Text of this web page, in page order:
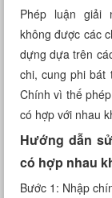
Xem ngày
Xem tuổi
Xem bói
Tướng số
Cung hoàng đạo
Phép luận
không được các
dựng dựa trên
chi, cung phi bát
Chính vì thế
có hợp với nhau
Hướng dẫn
có hợp nhau
Bước 1: Nhập